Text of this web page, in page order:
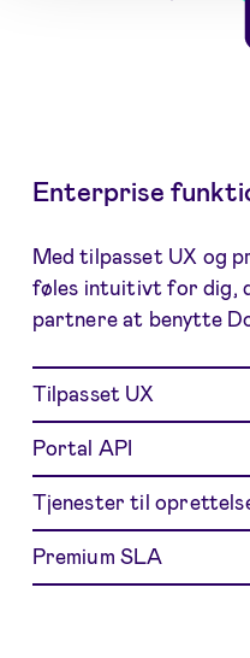
Enterprise
Med tilpasset UX og
føles intuitivt for dig,
partnere at benytte
Tilpasset UX
Portal API
Tjenester til
Premium SLA